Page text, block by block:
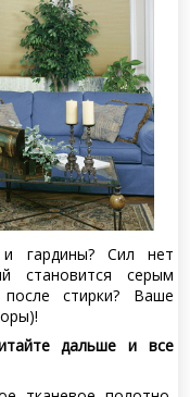
гардины? Сил нет
становится серым
стирки? Ваше
дальше и все